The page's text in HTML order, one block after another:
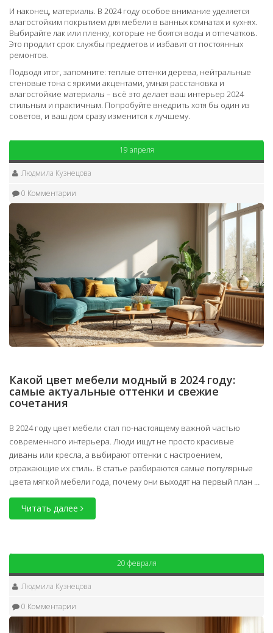
И наконец, материалы. В 2024 году особое внимание уделяется
влагостойким покрытием для мебели в ванных комнатах и кухнях.
Выбирайте лак или пленку, которые не боятся воды и отпечатков.
Это продлит срок службы предметов и избавит от постоянных
ремонтов.
Подводя итог, запомните: теплые оттенки дерева, нейтральные
стеновые тона с яркими акцентами, умная расстановка и
влагостойкие материалы – всё это делает ваш интерьер 2024
стильным и практичным. Попробуйте внедрить хотя бы один из
советов, и ваш дом сразу изменится к лучшему.
19 апреля
Людмила Кузнецова
0 Комментарии
Какой цвет мебели модный в 2024 году:
самые актуальные оттенки и свежие
сочетания
В 2024 году цвет мебели стал по-настоящему важной частью
современного интерьера. Люди ищут не просто красивые
диваны или кресла, а выбирают оттенки с настроением,
отражающие их стиль. В статье разбираются самые популярные
цвета мягкой мебели года, почему они выходят на первый план и
как сочетать их дома. Поделюсь полезными советами для выбора,
чтобы мягкая мебель радовала глаз и долго оставалась
актуальной. Здесь нет случайных решений — только реальные
Читать далее
20 февраля
Людмила Кузнецова
0 Комментарии